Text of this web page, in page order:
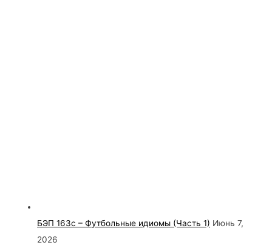
БЭП 163с – Футбольные идиомы (Часть 1) Июнь 7,
2026